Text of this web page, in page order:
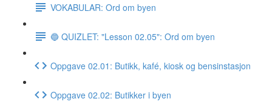
VOKABULAR: Ord om byen
🔵 QUIZLET: "Lesson 02.05": Ord om byen
Oppgave 02.01: Butikk, kafé, kiosk og bensinstasjon
Oppgave 02.02: Butikker i byen